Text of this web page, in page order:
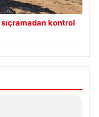
sıçramadan kontrol